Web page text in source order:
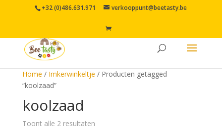
+32 (0)486.631.971 verkooppunt@beetasty.be
Home / Imkerwinkeltje / Producten getagged
“koolzaad”
koolzaad
Toont alle 2 resultaten